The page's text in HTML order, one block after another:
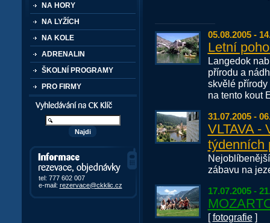
NA HORY
NA LYŽÍCH
NA KOLE
ADRENALIN
ŠKOLNÍ PROGRAMY
PRO FIRMY
Vyhledávání kurzů a akcí
Informace, rezervace,
objedávky
tel: 777 602 007
e-mail: rezervace@ckklic.cz
05.08.2005 -
Letní
Langedok
přírodu a
skvělé
na tento kout
31.07.2005 -
VLTAVA -
týdenních
zábavu na
17.07.2005 -
[fotografie]